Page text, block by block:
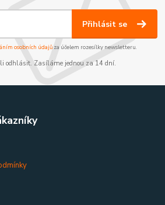
Přihlásit se
osobních údajůza účelem rozesílky newsletteru.
odhlásit. Zasíláme jednou za 14 dní.